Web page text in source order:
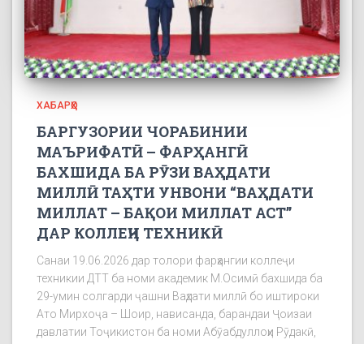
ХАБАРҲО
БАРГУЗОРИИ ЧОРАБИНИИ
МАЪРИФАТӢ – ФАРҲАНГӢ
БАХШИДА БА РӮЗИ ВАҲДАТИ
МИЛЛӢ ТАҲТИ УНВОНИ “ВАҲДАТИ
МИЛЛАТ – БАҚОИ МИЛЛАТ АСТ”
ДАР КОЛЛЕҶИ ТЕХНИКӢ
Санаи 19.06.2026 дар толори фарҳангии коллеҷи
техникии ДТТ ба номи академик М.Осимӣ бахшида ба
29-умин солгарди ҷашни Ваҳдати миллӣ бо иштироки
Ато Мирхоҷа – Шоир, нависанда, барандаи Ҷоизаи
давлатии Тоҷикистон ба номи Абӯабдуллоҳи Рӯдакӣ,